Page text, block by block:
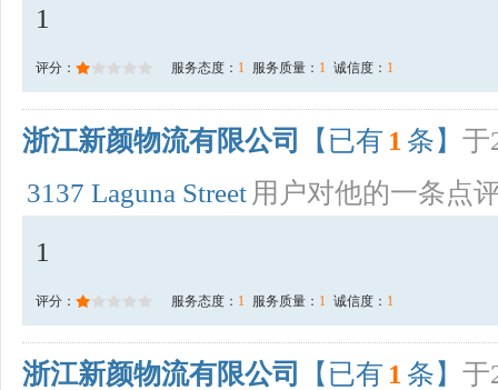
1
评分： 服务态度： 1 服务质量： 1 诚信度： 1
浙江新颜物流有限公司 【已有 1 条】 于
3137 Laguna Street 用户对他的一条点
1
评分： 服务态度： 1 服务质量： 1 诚信度： 1
浙江新颜物流有限公司 【已有 1 条】 于